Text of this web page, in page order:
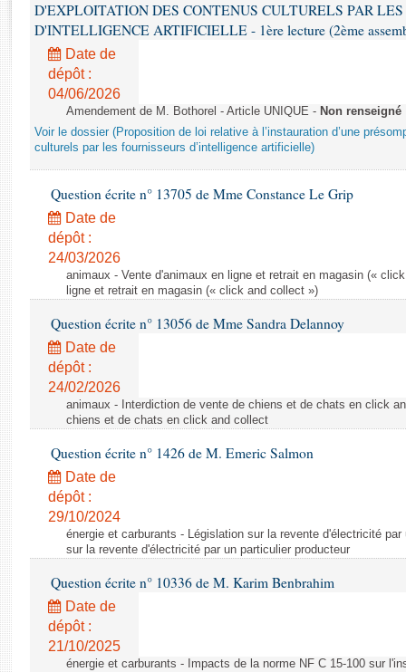
Rapports législatifs
Rapports sur l'application des lois
Baromètre de l’application des lois
Budget et sécurité sociale
Questions écrites et orales
Comptes rendus des débats
D'EXPLOITATION DES CONTENUS CULTURELS PAR LES
D'INTELLIGENCE ARTIFICIELLE - 1ère lecture (2ème
Date de
dépôt :
04/06/2026
Amendement de M. Bothorel - Article UNIQUE - Non renseigné
Voir le dossier (Proposition de loi relative à l’instauration d’une
culturels par les fournisseurs d’intelligence artificielle)
Question écrite n° 13705 de Mme Constance Le Grip
Date de
dépôt :
24/03/2026
animaux - Vente d'animaux en ligne et retrait en magasin («
ligne et retrait en magasin (« click and collect »)
Question écrite n° 13056 de Mme Sandra Delannoy
Date de
dépôt :
24/02/2026
animaux - Interdiction de vente de chiens et de chats en click
chiens et de chats en click and collect
Question écrite n° 1426 de M. Emeric Salmon
Date de
dépôt :
29/10/2024
énergie et carburants - Législation sur la revente d'électricité
sur la revente d'électricité par un particulier producteur
Question écrite n° 10336 de M. Karim Benbrahim
Date de
dépôt :
21/10/2025
énergie et carburants - Impacts de la norme NF C 15-100 sur